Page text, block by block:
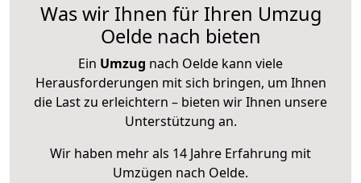
Was wir Ihnen für Ihren Umzug
Oelde nach bieten
Ein Umzug nach Oelde kann viele
Herausforderungen mit sich bringen, um Ihnen
die Last zu erleichtern – bieten wir Ihnen unsere
Unterstützung an.
Wir haben mehr als 14 Jahre Erfahrung mit
Umzügen nach Oelde.